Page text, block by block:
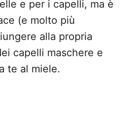
e per i capelli, ma è
(e molto più
alla propria
capelli maschere e
te al miele.